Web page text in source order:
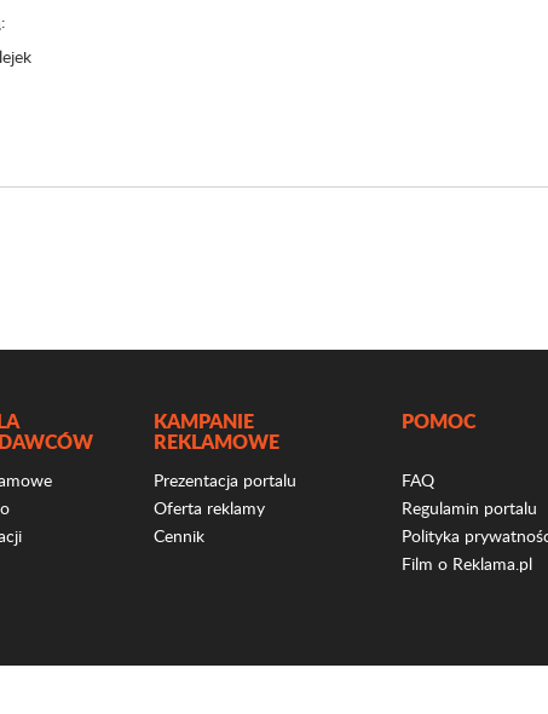
KAMPANIE
REKLAMOWE
Prezentacja portalu
Oferta reklamy
Cennik
POMOC
FAQ
Regulamin portalu
Polityka
Film o Reklama.pl